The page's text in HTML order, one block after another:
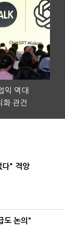
익 역대
화 관건
다" 격앙
도 논의"